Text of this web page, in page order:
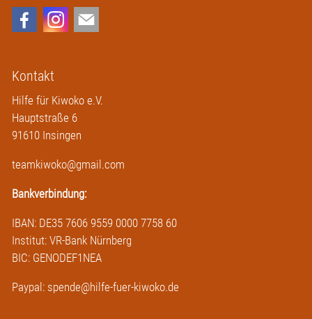
Kontakt
Hilfe für Kiwoko e.V.
Hauptstraße 6
91610 Insingen
teamkiwoko@gmail.com
Bankverbindung:
IBAN: DE35 7606 9559 0000 7758 60
Institut: VR-Bank Nürnberg
BIC: GENODEF1NEA
Paypal: spende@hilfe-fuer-kiwoko.de